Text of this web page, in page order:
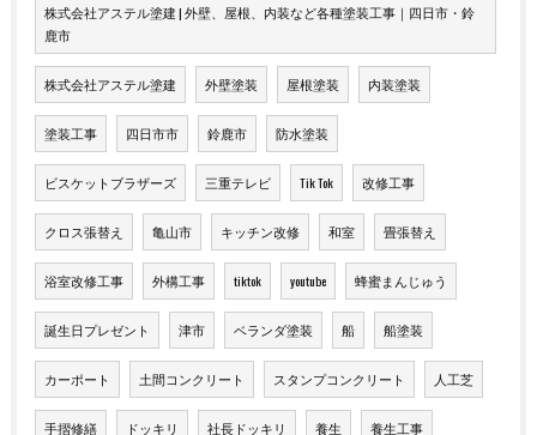
株式会社アステル塗建 | 外壁、屋根、内装など各種塗装工事｜四日市・鈴
鹿市
株式会社アステル塗建 外壁塗装 屋根塗装 内装塗装
塗装工事 四日市市 鈴鹿市 防水塗装
ビスケットブラザーズ 三重テレビ Tik Tok 改修工事
クロス張替え 亀山市 キッチン改修 和室 畳張替え
浴室改修工事 外構工事 tiktok youtube 蜂蜜まんじゅう
誕生日プレゼント 津市 ベランダ塗装 船 船塗装
カーポート 土間コンクリート スタンプコンクリート 人工芝
手摺修繕 ドッキリ 社長ドッキリ 養生 養生工事